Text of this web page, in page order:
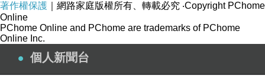
謝謝詩刊讓最後的拙作還能見天日，現在我可以安心沒遺
憾地好好的淡出這塊詩園地了...
最近風聞公司有縮編的打算，如果成真可能有一票人會被
走人。後勤單位當然也免不了要減少人力？我已經在做心
著作權保護 ｜網路家庭版權所有、轉載必究 ‧Copyright PChome
Online
PChome Online and PChome are trademarks of PChome
Online Inc.
個人新聞台